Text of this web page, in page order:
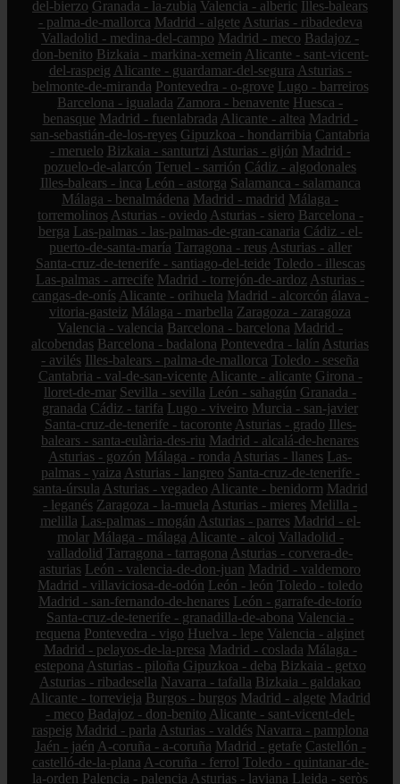
del-bierzo Granada - la-zubia Valencia - alberic Illes-balears
- palma-de-mallorca Madrid - algete Asturias - ribadedeva
Valladolid - medina-del-campo Madrid - meco Badajoz -
don-benito Bizkaia - markina-xemein Alicante - sant-vicent-
del-raspeig Alicante - guardamar-del-segura Asturias -
belmonte-de-miranda Pontevedra - o-grove Lugo - barreiros
Barcelona - igualada Zamora - benavente Huesca -
benasque Madrid - fuenlabrada Alicante - altea Madrid -
san-sebastián-de-los-reyes Gipuzkoa - hondarribia Cantabria
- meruelo Bizkaia - santurtzi Asturias - gijón Madrid -
pozuelo-de-alarcón Teruel - sarrión Cádiz - algodonales
Illes-balears - inca León - astorga Salamanca - salamanca
Málaga - benalmádena Madrid - madrid Málaga -
torremolinos Asturias - oviedo Asturias - siero Barcelona -
berga Las-palmas - las-palmas-de-gran-canaria Cádiz - el-
puerto-de-santa-maría Tarragona - reus Asturias - aller
Santa-cruz-de-tenerife - santiago-del-teide Toledo - illescas
Las-palmas - arrecife Madrid - torrejón-de-ardoz Asturias -
cangas-de-onís Alicante - orihuela Madrid - alcorcón álava -
vitoria-gasteiz Málaga - marbella Zaragoza - zaragoza
Valencia - valencia Barcelona - barcelona Madrid -
alcobendas Barcelona - badalona Pontevedra - lalín Asturias
- avilés Illes-balears - palma-de-mallorca Toledo - seseña
Cantabria - val-de-san-vicente Alicante - alicante Girona -
lloret-de-mar Sevilla - sevilla León - sahagún Granada -
granada Cádiz - tarifa Lugo - viveiro Murcia - san-javier
Santa-cruz-de-tenerife - tacoronte Asturias - grado Illes-
balears - santa-eulària-des-riu Madrid - alcalá-de-henares
Asturias - gozón Málaga - ronda Asturias - llanes Las-
palmas - yaiza Asturias - langreo Santa-cruz-de-tenerife -
santa-úrsula Asturias - vegadeo Alicante - benidorm Madrid
- leganés Zaragoza - la-muela Asturias - mieres Melilla -
melilla Las-palmas - mogán Asturias - parres Madrid - el-
molar Málaga - málaga Alicante - alcoi Valladolid -
valladolid Tarragona - tarragona Asturias - corvera-de-
asturias León - valencia-de-don-juan Madrid - valdemoro
Madrid - villaviciosa-de-odón León - león Toledo - toledo
Madrid - san-fernando-de-henares León - garrafe-de-torío
Santa-cruz-de-tenerife - granadilla-de-abona Valencia -
requena Pontevedra - vigo Huelva - lepe Valencia - alginet
Madrid - pelayos-de-la-presa Madrid - coslada Málaga -
estepona Asturias - piloña Gipuzkoa - deba Bizkaia - getxo
Asturias - ribadesella Navarra - tafalla Bizkaia - galdakao
Alicante - torrevieja Burgos - burgos Madrid - algete Madrid
- meco Badajoz - don-benito Alicante - sant-vicent-del-
raspeig Madrid - parla Asturias - valdés Navarra - pamplona
Jaén - jaén A-coruña - a-coruña Madrid - getafe Castellón -
castelló-de-la-plana A-coruña - ferrol Toledo - quintanar-de-
la-orden Palencia - palencia Asturias - laviana Lleida - seròs